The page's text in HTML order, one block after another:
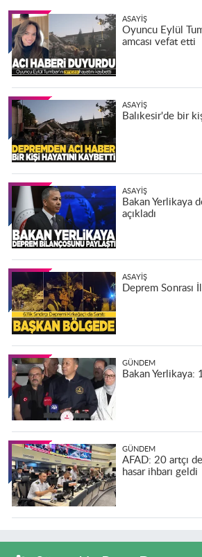
ASAYIŞ
Oyuncu Eylül
amcası vefat etti
ASAYIŞ
Balıkesir'de bir
ASAYIŞ
Bakan Yerlikaya
açıkladı
ASAYIŞ
Deprem Sonrası
GÜNDEM
Bakan Yerlikaya:
GÜNDEM
AFAD: 20 artçı
hasar ihbarı geldi